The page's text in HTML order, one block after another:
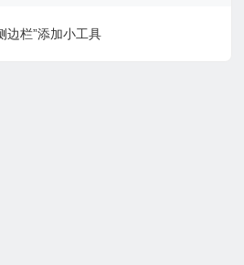
边栏”添加小工具